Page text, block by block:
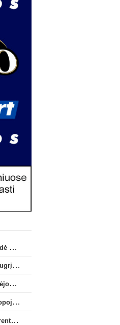
Vaikinų U15 rinktinė Taline sužaidė pirmąsias kontrolines rungtynes
Kristupas–Algirdas Padegimas sugrįžta į FC „Hegelmann” B sudėtį
A. Skerla: „Ne tik gynėmės – norėjome atakuoti“
Lietuvos klubų pasirodymai Europoje: patirti pralaimėjimai Kroatijos atstovams
Turo anonsas: tiesioginių konkurentų dvikova Gargžduose